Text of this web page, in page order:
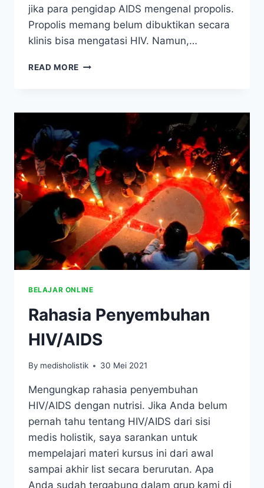
jika para pengidap AIDS mengenal propolis.
Propolis memang belum dibuktikan secara
klinis bisa mengatasi HIV. Namun,…
READ MORE BUKTI
LAB
BELAJAR ONLINE
Rahasia Penyembuhan
HIV/AIDS
By medisholistik 30 Mei 2021
Mengungkap rahasia penyembuhan
HIV/AIDS dengan nutrisi. Jika Anda belum
pernah tahu tentang HIV/AIDS dari sisi
medis holistik, saya sarankan untuk
mempelajari materi kursus ini dari awal
sampai akhir list secara berurutan. Apa
Anda sudah tergabung dalam grup kami di